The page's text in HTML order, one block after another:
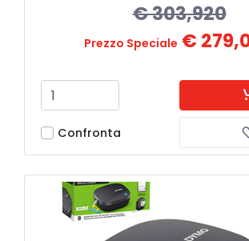
€ 303,920
Prezzo Speciale €
Confronta